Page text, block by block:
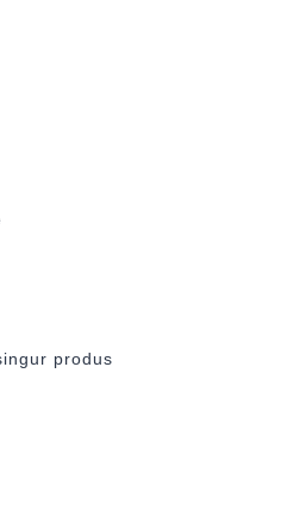
produs